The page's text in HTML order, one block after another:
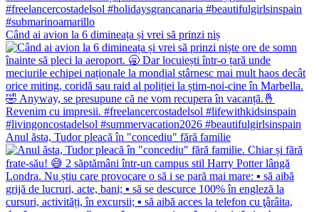
Când ai avion la 6 dimineața și vrei să prinzi niș
Anul ăsta, Tudor pleacă în "concediu" fără familie